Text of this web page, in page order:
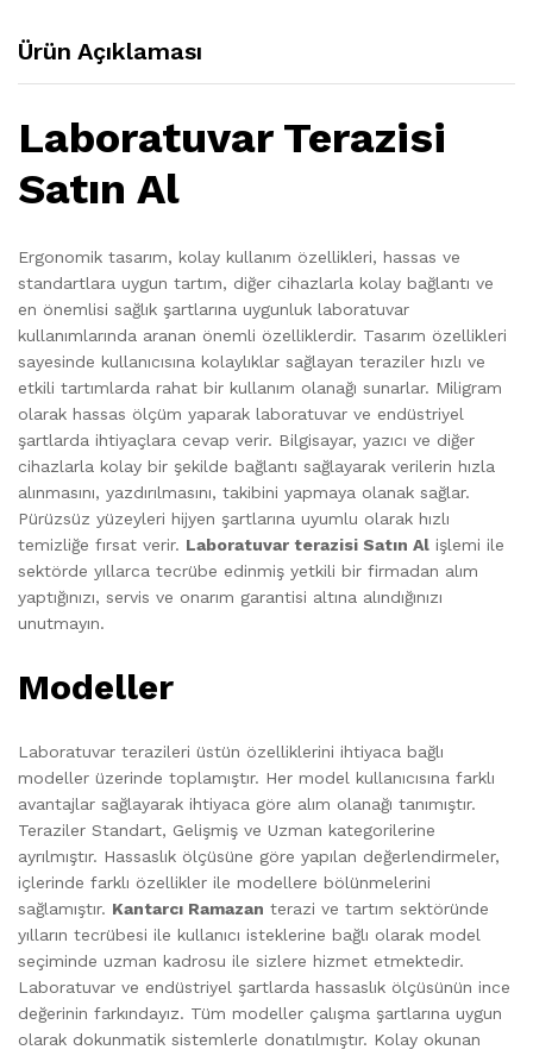
Ürün Açıklaması
Laboratuvar Terazisi
Satın Al
Ergonomik tasarım, kolay kullanım özellikleri, hassas ve
standartlara uygun tartım, diğer cihazlarla kolay bağlantı ve
en önemlisi sağlık şartlarına uygunluk laboratuvar
kullanımlarında aranan önemli özelliklerdir. Tasarım özellikleri
sayesinde kullanıcısına kolaylıklar sağlayan teraziler hızlı ve
etkili tartımlarda rahat bir kullanım olanağı sunarlar. Miligram
olarak hassas ölçüm yaparak laboratuvar ve endüstriyel
şartlarda ihtiyaçlara cevap verir. Bilgisayar, yazıcı ve diğer
cihazlarla kolay bir şekilde bağlantı sağlayarak verilerin hızla
alınmasını, yazdırılmasını, takibini yapmaya olanak sağlar.
Pürüzsüz yüzeyleri hijyen şartlarına uyumlu olarak hızlı
temizliğe fırsat verir. Laboratuvar terazisi Satın Al işlemi ile
sektörde yıllarca tecrübe edinmiş yetkili bir firmadan alım
yaptığınızı, servis ve onarım garantisi altına alındığınızı
unutmayın.
Modeller
Laboratuvar terazileri üstün özelliklerini ihtiyaca bağlı
modeller üzerinde toplamıştır. Her model kullanıcısına farklı
avantajlar sağlayarak ihtiyaca göre alım olanağı tanımıştır.
Teraziler Standart, Gelişmiş ve Uzman kategorilerine
ayrılmıştır. Hassaslık ölçüsüne göre yapılan değerlendirmeler,
içlerinde farklı özellikler ile modellere bölünmelerini
sağlamıştır. Kantarcı Ramazan terazi ve tartım sektöründe
yılların tecrübesi ile kullanıcı isteklerine bağlı olarak model
seçiminde uzman kadrosu ile sizlere hizmet etmektedir.
Laboratuvar ve endüstriyel şartlarda hassaslık ölçüsünün ince
değerinin farkındayız. Tüm modeller çalışma şartlarına uygun
olarak dokunmatik sistemlerle donatılmıştır. Kolay okunan